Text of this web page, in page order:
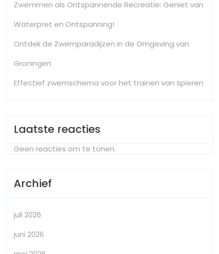
Zwemmen als Ontspannende Recreatie: Geniet van
Waterpret en Ontspanning!
Ontdek de Zwemparadijzen in de Omgeving van
Groningen
Effectief zwemschema voor het trainen van spieren
Laatste reacties
Geen reacties om te tonen.
Archief
juli 2026
juni 2026